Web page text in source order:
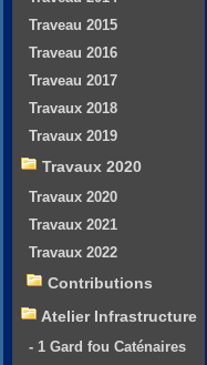
Traveau 2015
Traveau 2016
Traveau 2017
Travaux 2018
Travaux 2019
Travaux 2020
Travaux 2020
Travaux 2021
Travaux 2022
Contributions
Atelier Infrastructure
- 1 Gard fou Caténaires